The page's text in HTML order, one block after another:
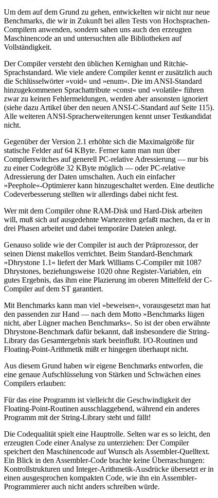
Um dem auf dem Grund zu gehen, entwickelten wir nicht nur neue
Benchmarks, die wir in Zukunft bei allen Tests von Hochsprachen-
Compilern anwenden, sondern sahen uns auch den erzeugten
Maschinencode an und untersuchten alle Bibliotheken auf
Vollständigkeit.
Der Compiler versteht den üblichen Kernighan und Ritchie-
Sprachstandard. Wie viele andere Compiler kennt er zusätzlich auch
die Schlüsselwörter »void« und »enum«. Die im ANSI-Standard
hinzugekommenen Sprachattribute »const« und »volatile« führen
zwar zu keinen Fehlermeldungen, werden aber ansonsten ignoriert
(siehe dazu Artikel über den neuen ANSI-C-Standard auf Seite 115).
Alle weiteren ANSI-Spracherweiterungen kennt unser Testkandidat
nicht.
Gegenüber der Version 2.1 erhöhte sich die Maximalgröße für
statische Felder auf 64 KByte. Ferner kann man nun über
Compilerswitches auf generell PC-relative Adressierung — nur bis
zu einer Codegröße 32 KByte möglich — oder PC-relative
Adressierung der Daten umschalten. Auch ein einfacher
»Peephole«-Optimierer kann hinzugeschaltet werden. Eine deutliche
Codeverbesserung stellten wir allerdings dabei nicht fest.
Wer mit dem Compiler ohne RAM-Disk und Hard-Disk arbeiten
will, muß sich auf ausgedehnte Wartezeiten gefaßt machen, da er in
drei Phasen arbeitet und dabei temporäre Dateien anlegt.
Genauso solide wie der Compiler ist auch der Präprozessor, der
seinen Dienst makellos verrichtet. Beim Standard-Benchmark
»Dhrystone 1.1« liefert der Mark Williams C-Compiler mit 1087
Dhrystones, beziehungsweise 1020 ohne Register-Variablen, ein
gutes Ergebnis, das ihm eine Plazierung im oberen Mittelfeld der C-
Compiler auf dem ST garantiert.
Mit Benchmarks kann man viel »beweisen«, vorausgesetzt man hat
den passenden zur Hand — nach dem Motto »Benchmarks lügen
nicht, aber Lügner machen Benchmarks«. So ist der oben erwähnte
Dhrystone-Benchmark dafür bekannt, daß insbesondere die String-
Library das Gesamtergebnis stark beeinflußt. I/O-Routinen und
Floating-Point-Arithmetik mißt er hingegen überhaupt nicht.
Aus diesem Grund haben wir eigene Benchmarks entworfen, die
eine genaue Aufschlüsselung von Stärken und Schwächen eines
Compilers erlauben:
Für das eine Programm ist vielleicht die Geschwindigkeit der
Floating-Point-Routinen ausschlaggebend, während ein anderes
Programm mit der String-Library steht und fällt!
Die Codequalität spielt eine Hauptrolle. Selten war es so leicht, den
erzeugten Code einer Analyse zu unterziehen: Der Compiler
speichert den Maschinencode auf Wunsch als Assembler-Quelltext.
Ein Blick in den Assembler-Code brachte keine Überraschungen:
Kontrollstrukturen und Integer-Arithmetik-Ausdrücke übersetzt er in
einen ausgesprochen kompakten Code, wie ihn ein Assembler-
Programmierer auch nicht anders schreiben würde.